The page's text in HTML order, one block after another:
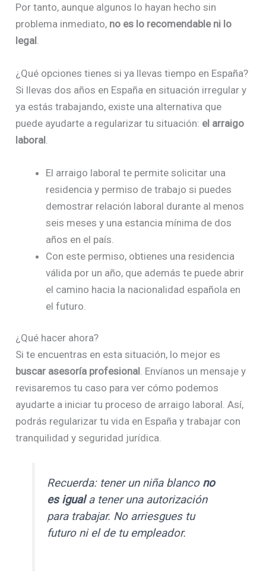
Por tanto, aunque algunos lo hayan hecho sin
problema inmediato, no es lo recomendable ni lo
legal
¿Qué opciones tienes si ya llevas tiempo en España?
Si llevas dos años en España en situación irregular y
ya estás trabajando, existe una alternativa que
puede ayudarte a regularizar tu situación: el arraigo
laboral
El arraigo laboral te permite solicitar una
residencia y permiso de trabajo si puedes
demostrar relación laboral durante al menos
seis meses y una estancia mínima de dos
años en el país.
Con este permiso, obtienes una residencia
válida por un año, que además te puede abrir
el camino hacia la nacionalidad española en
el futuro.
¿Qué hacer ahora?
Si te encuentras en esta situación, lo mejor es
buscar asesoría profesional. Envíanos un mensaje y
revisaremos tu caso para ver cómo podemos
ayudarte a iniciar tu proceso de arraigo laboral. Así,
podrás regularizar tu vida en España y trabajar con
tranquilidad y seguridad jurídica.
Recuerda: tener un niña blanco no
es iguala tener una autorización
para trabajar. No arriesgues tu
futuro ni el de tu empleador.